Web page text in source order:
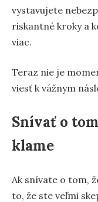
vystavujete
riskantné kroky a
viac.
Teraz nie je
viesť k vážnym
Snívať o
klame
Ak snívate o tom,
to, že ste veľmi